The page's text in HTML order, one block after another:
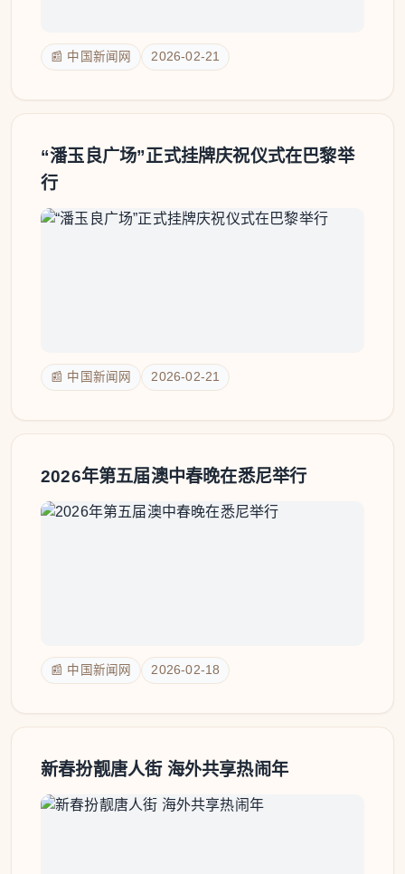
📰 中国新闻网 2026-02-21
“潘玉良广场”正式挂牌庆祝仪式在巴黎举
行
📰 中国新闻网 2026-02-21
2026年第五届澳中春晚在悉尼举行
📰 中国新闻网 2026-02-18
新春扮靓唐人街 海外共享热闹年